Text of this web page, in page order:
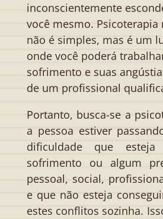
inconscientemente
você mesmo. Psicoterapia
não é simples, mas é um
onde você poderá
sofrimento e suas
de um profissional
Portanto, busca-se a
a pessoa estiver
dificuldade que
sofrimento ou algum
pessoal, social,
e que não esteja
estes conflitos sozinha.